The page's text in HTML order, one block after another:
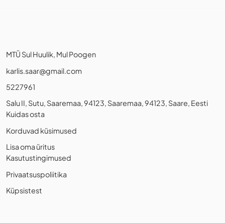
MTÜ Sul Huulik, Mul Poogen
karlis.saar@gmail.com
5227961
Salu II, Sutu, Saaremaa, 94123, Saaremaa, 94123, Saare, Eesti
Kuidas osta
Korduvad küsimused
Lisa oma üritus
Kasutustingimused
Privaatsuspoliitika
Küpsistest